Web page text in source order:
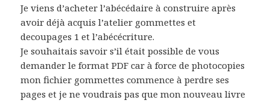
Je viens d’acheter l’abécédaire à construire après
avoir déjà acquis l’atelier gommettes et
decoupages 1 et l’abécécriture.
Je souhaitais savoir s’il était possible de vous
demander le format PDF car à force de photocopies
mon fichier gommettes commence à perdre ses
pages et je ne voudrais pas que mon nouveau livre